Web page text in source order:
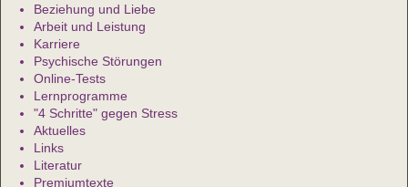
Beziehung und Liebe
Arbeit und Leistung
Karriere
Psychische Störungen
Online-Tests
Lernprogramme
"4 Schritte" gegen Stress
Aktuelles
Links
Literatur
Premiumtexte